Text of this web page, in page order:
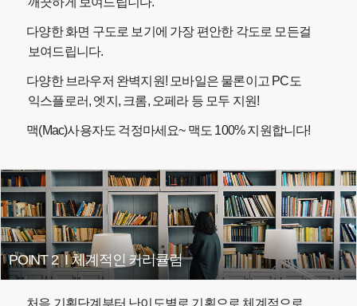
다양한 화면 구도로 보기에 가장 편안한 각도로 모든걸
보여드립니다.
다양한 브라우저 완벽지원! 모바일은 물론이고 PC도
익스플로러, 엣지, 크롬, 오페라 등 모두 지원!
맥(Mac)사용자도 걱정마세요~ 맥도 100% 지원합니다!
POINT 2 I 체계적인 커리큘럼
처음 기획단계부터 난이도별로 기획으로 체계적으로